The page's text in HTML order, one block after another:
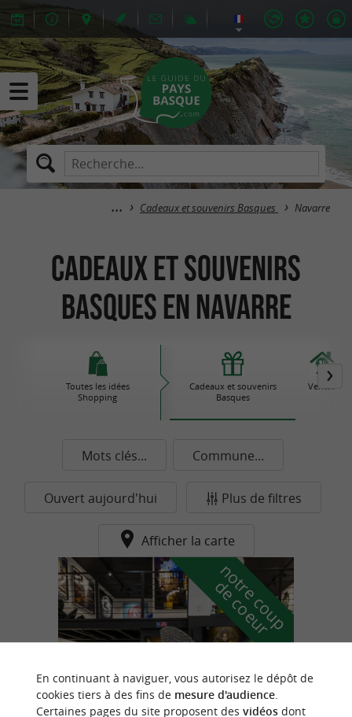
Cadeaux et souvenirs Basques Navarre
Cadeaux et souvenirs
Basques en Navarre
Toutes les idées
Shopping
Cadeaux et souvenirs
Basques
Ventas
Mots clés... Commune...
Ouvert aujourd'hui Plus de filtres
Afficher la carte
n
o
t
r
e
c
o
u
p
d
e
c
o
e
u
r
En continuant à naviguer, vous autorisez le dépôt de
cookies tiers à des fins de mesure d'audience.
Certaines pages du site proposent des vidéosdont